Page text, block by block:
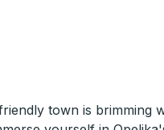
town is brimming